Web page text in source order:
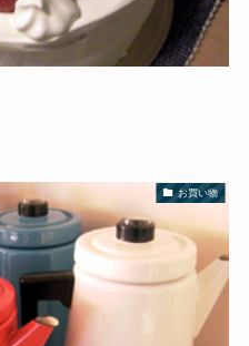
お買い物